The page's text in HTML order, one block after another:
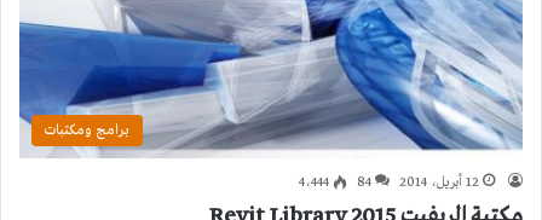
برامج ومكتبات
12 أبريل، 2014 84 4٬444